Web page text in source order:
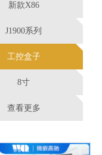
新款X86
J1900系列
工控盒子
8寸
查看更多